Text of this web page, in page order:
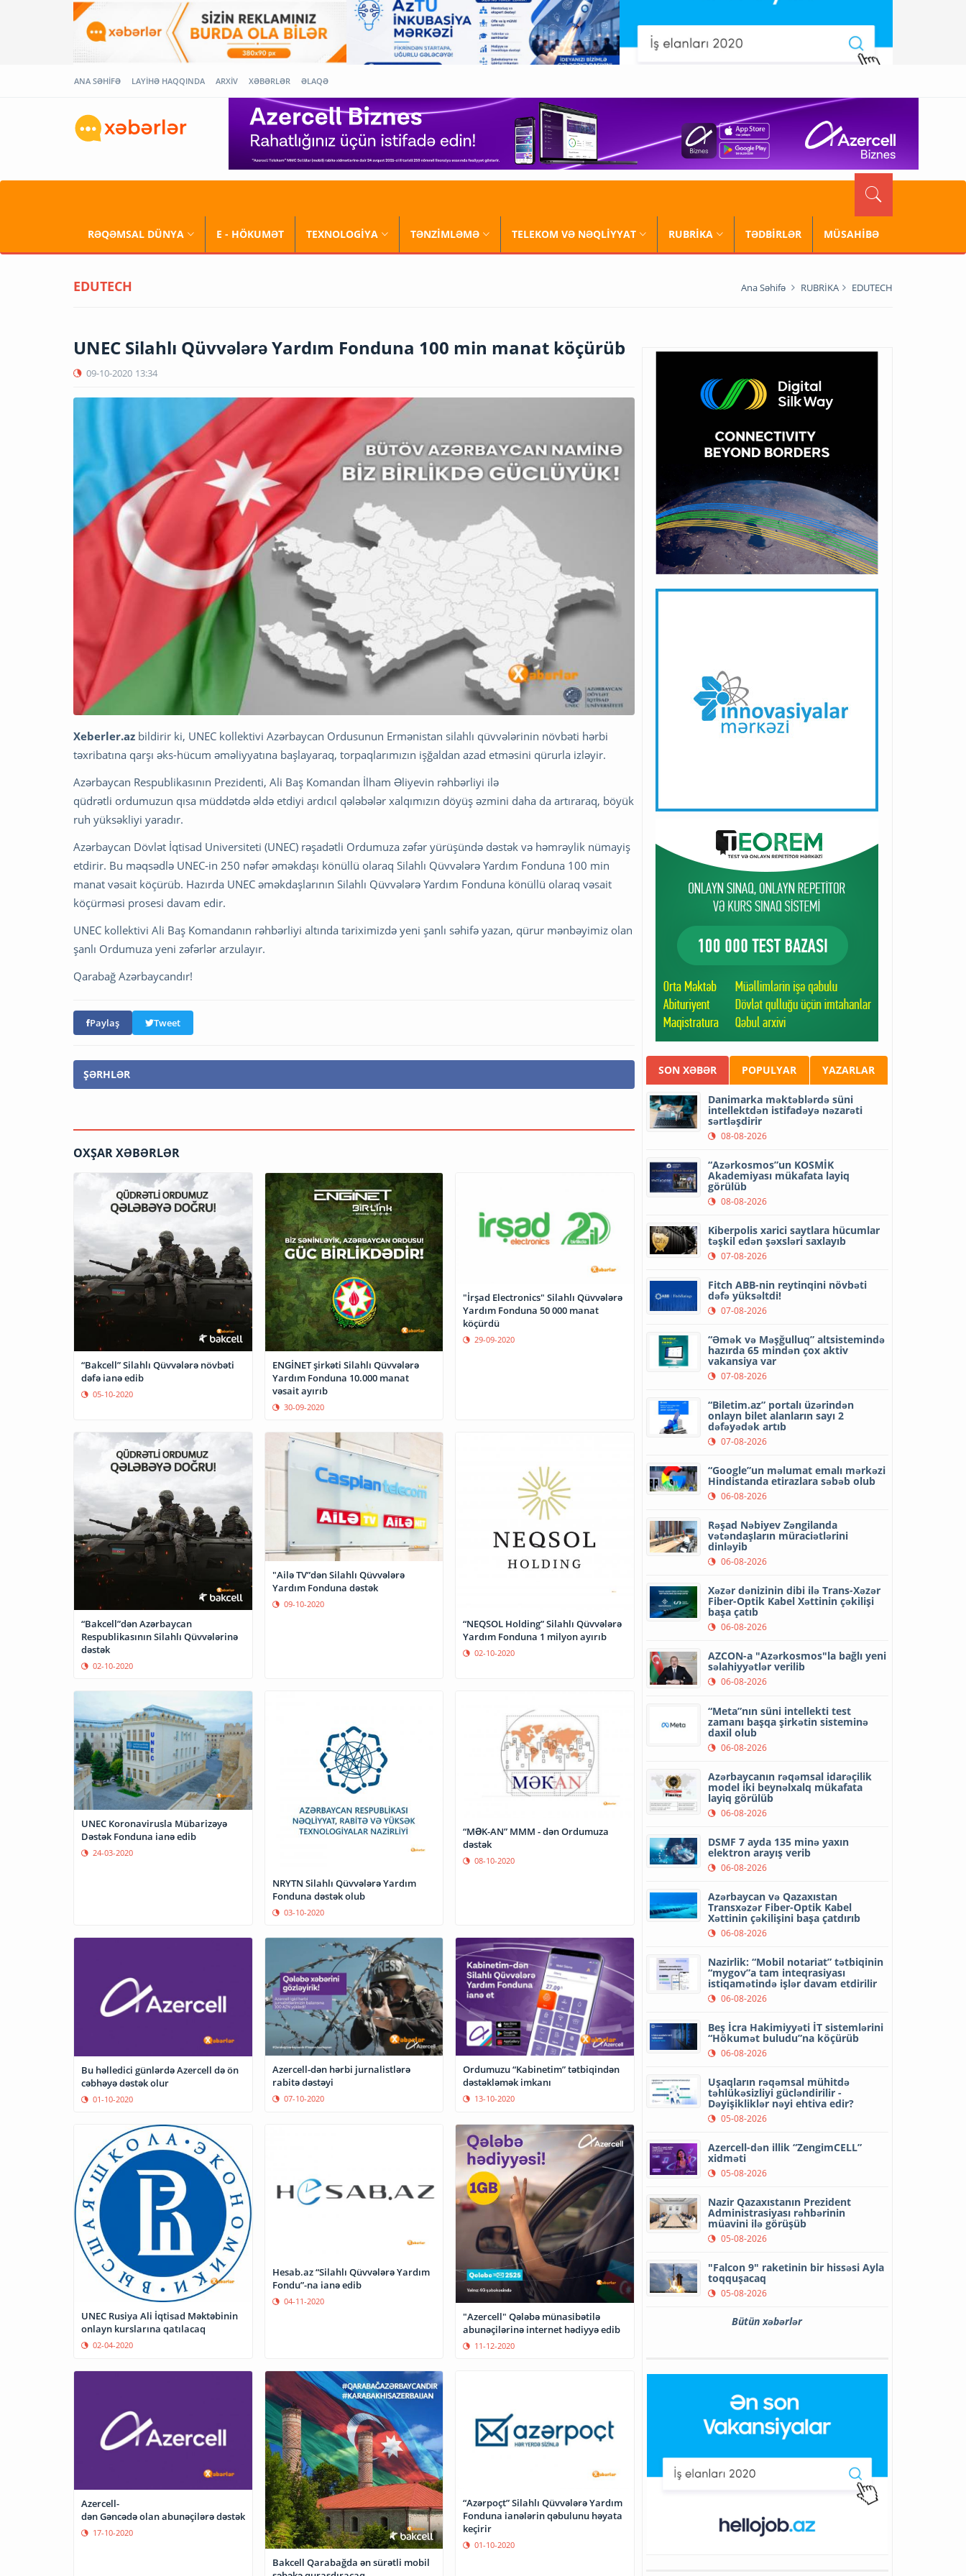
ANA SƏHİFƏ LAYİHƏ HAQQINDA ARXİV XƏBƏRLƏR ƏLAQƏ
RƏQƏMSAL DÜNYA E - HÖKUMƏT TEXNOLOGİYA TƏNZİMLƏMƏ TELEKOM VƏ NƏQLİYYAT RUBRİKA TƏDBİRLƏR MÜSAHİBƏ
EDUTECH Ana Səhifə RUBRİKA EDUTECH
UNEC Silahlı Qüvvələrə Yardım Fonduna 100 min manat köçürüb
09-10-2020 13:34
Xeberler.az bildirir ki, UNEC kollektivi Azərbaycan Ordusunun Ermənistan silahlı qüvvələrinin növbəti hərbi
təxribatına qarşı əks-hücum əməliyyatına başlayaraq, torpaqlarımızın işğaldan azad etməsini qürurla izləyir.
Azərbaycan Respublikasının Prezidenti, Ali Baş Komandan İlham Əliyevin rəhbərliyi ilə
qüdrətli ordumuzun qısa müddətdə əldə etdiyi ardıcıl qələbələr xalqımızın döyüş əzmini daha da artıraraq, böyük
ruh yüksəkliyi yaradır.
Azərbaycan Dövlət İqtisad Universiteti (UNEC) rəşadətli Ordumuza zəfər yürüşündə dəstək və həmrəylik nümayiş
etdirir. Bu məqsədlə UNEC-in 250 nəfər əməkdaşı könüllü olaraq Silahlı Qüvvələrə Yardım Fonduna 100 min
manat vəsait köçürüb. Hazırda UNEC əməkdaşlarının Silahlı Qüvvələrə Yardım Fonduna könüllü olaraq vəsait
köçürməsi prosesi davam edir.
UNEC kollektivi Ali Baş Komandanın rəhbərliyi altında tariximizdə yeni şanlı səhifə yazan, qürur mənbəyimiz olan
şanlı Ordumuza yeni zəfərlər arzulayır.
Qarabağ Azərbaycandır!
Paylaş Tweet
ŞƏRHLƏR
OXŞAR XƏBƏRLƏR
“Bakcell” Silahlı Qüvvələrə növbəti
dəfə ianə edib
05-10-2020
ENGİNET şirkəti Silahlı Qüvvələrə
Yardım Fonduna 10.000 manat
vəsait ayırıb
30-09-2020
"İrşad Electronics" Silahlı Qüvvələrə
Yardım Fonduna 50 000 manat
köçürdü
29-09-2020
“Bakcell”dən Azərbaycan
Respublikasının Silahlı Qüvvələrinə
dəstək
02-10-2020
"Ailə TV”dən Silahlı Qüvvələrə
Yardım Fonduna dəstək
09-10-2020
“NEQSOL Holding” Silahlı Qüvvələrə
Yardım Fonduna 1 milyon ayırıb
02-10-2020
UNEC Koronavirusla Mübarizəyə
Dəstək Fonduna ianə edib
24-03-2020
NRYTN Silahlı Qüvvələrə Yardım
Fonduna dəstək olub
03-10-2020
“MƏK-AN” MMM - dən Ordumuza
dəstək
08-10-2020
Bu həlledici günlərdə Azercell də ön
cəbhəyə dəstək olur
01-10-2020
Azercell-dən hərbi jurnalistlərə
rabitə dəstəyi
07-10-2020
Ordumuzu “Kabinetim” tətbiqindən
dəstəkləmək imkanı
13-10-2020
UNEC Rusiya Ali İqtisad Məktəbinin
onlayn kurslarına qatılacaq
02-04-2020
Hesab.az “Silahlı Qüvvələrə Yardım
Fondu”-na ianə edib
04-11-2020
"Azercell" Qələbə münasibətilə
abunəçilərinə internet hədiyyə edib
11-12-2020
Azercell-
dən Gəncədə olan abunəçilərə dəstək
17-10-2020
Bakcell Qarabağda ən sürətli mobil
“Azərpoçt” Silahlı Qüvvələrə Yardım
Fonduna ianələrin qəbulunu həyata
keçirir
01-10-2020
SON XƏBƏR POPULYAR YAZARLAR
Danimarka məktəblərdə süni
intellektdən istifadəyə nəzarəti
sərtləşdirir
08-08-2026
“Azərkosmos”un KOSMİK
Akademiyası mükafata layiq
görülüb
08-08-2026
Kiberpolis xarici saytlara hücumlar
təşkil edən şəxsləri saxlayıb
07-08-2026
Fitch ABB-nin reytinqini növbəti
dəfə yüksəltdi!
07-08-2026
“Əmək və Məşğulluq” altsistemində
hazırda 65 mindən çox aktiv
vakansiya var
07-08-2026
“Biletim.az” portalı üzərindən
onlayn bilet alanların sayı 2
dəfəyədək artıb
07-08-2026
“Google”un məlumat emalı mərkəzi
Hindistanda etirazlara səbəb olub
06-08-2026
Rəşad Nəbiyev Zəngilanda
vətəndaşların müraciətlərini
dinləyib
06-08-2026
Xəzər dənizinin dibi ilə Trans-Xəzər
Fiber-Optik Kabel Xəttinin çəkilişi
başa çatıb
06-08-2026
AZCON-a "Azərkosmos"la bağlı yeni
səlahiyyətlər verilib
06-08-2026
“Meta”nın süni intellekti test
zamanı başqa şirkətin sisteminə
daxil olub
06-08-2026
Azərbaycanın rəqəmsal idarəçilik
model iki beynəlxalq mükafata
layiq görülüb
06-08-2026
DSMF 7 ayda 135 minə yaxın
elektron arayış verib
06-08-2026
Azərbaycan və Qazaxıstan
Transxəzər Fiber-Optik Kabel
Xəttinin çəkilişini başa çatdırıb
06-08-2026
Nazirlik: “Mobil notariat” tətbiqinin
“mygov”a tam inteqrasiyası
istiqamətində işlər davam etdirilir
06-08-2026
Beş İcra Hakimiyyəti İT sistemlərini
“Hökumət buludu”na köçürüb
06-08-2026
Uşaqların rəqəmsal mühitdə
təhlükəsizliyi gücləndirilir -
Dəyişikliklər nəyi ehtiva edir?
05-08-2026
Azercell-dən illik “ZengimCELL”
xidməti
05-08-2026
Nazir Qazaxıstanın Prezident
Administrasiyası rəhbərinin
müavini ilə görüşüb
05-08-2026
"Falcon 9" raketinin bir hissəsi Ayla
toqquşacaq
05-08-2026
Bütün xəbərlər